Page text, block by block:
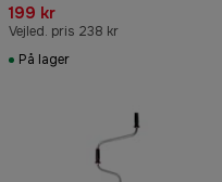
199 kr
Vejled. pris 238 kr
På lager